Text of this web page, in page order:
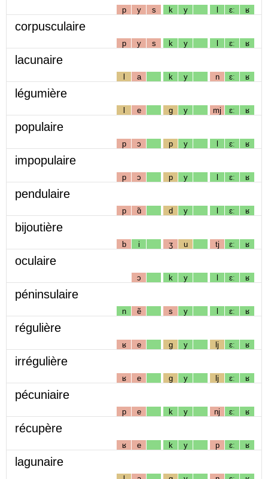
p y s k y l ɛː ʁ
corpusculaire
p y s k y l ɛː ʁ
lacunaire
l a k y n ɛː ʁ
légumière
l e g y mj ɛː ʁ
populaire
p ɔ p y l ɛː ʁ
impopulaire
p ɔ p y l ɛː ʁ
pendulaire
p ɑ̃ d y l ɛː ʁ
bijoutière
b i ʒ u tj ɛː ʁ
oculaire
ɔ k y l ɛː ʁ
péninsulaire
n ẽ s y l ɛː ʁ
régulière
ʁ e g y lj ɛː ʁ
irrégulière
ʁ e g y lj ɛː ʁ
pécuniaire
p e k y nj ɛː ʁ
récupère
ʁ e k y p ɛː ʁ
lagunaire